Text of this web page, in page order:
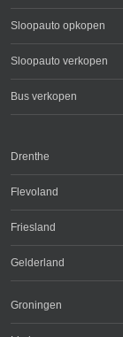
Sloopauto opkopen
Sloopauto verkopen
Bus verkopen
Drenthe
Flevoland
Friesland
Gelderland
Groningen